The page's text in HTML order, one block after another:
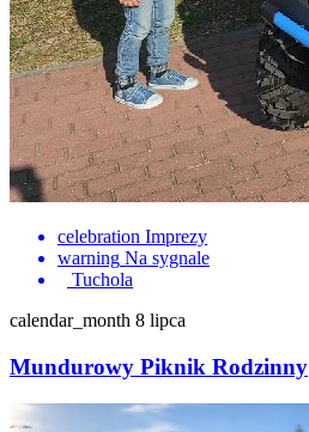
celebration Imprezy
warning Na sygnale
Tuchola
calendar_month 8 lipca
Mundurowy Piknik Rodzinny